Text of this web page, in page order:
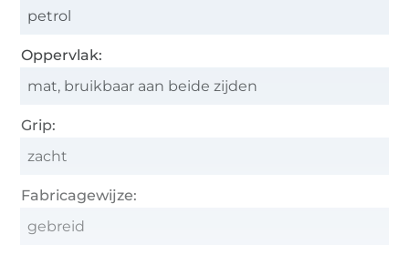
petrol
Oppervlak:
mat, bruikbaar aan beide zijden
Grip:
zacht
Fabricagewijze:
gebreid